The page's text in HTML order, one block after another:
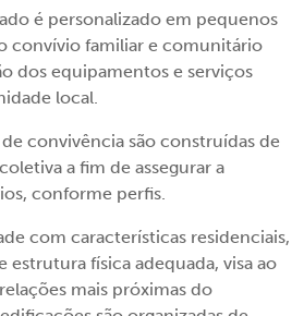
é personalizado em pequenos
convívio familiar e comunitário
dos equipamentos e serviços
local.
de convivência são construídas de
a fim de assegurar a
conforme perfis.
com características residenciais,
física adequada, visa ao
mais próximas do